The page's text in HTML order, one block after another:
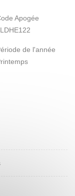
Apogée
de l'année